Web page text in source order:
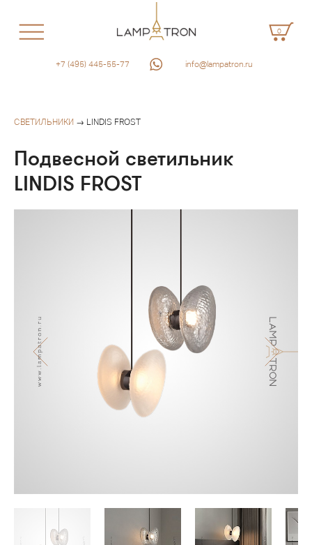
0
+7 (495) 445-55-77 info@lampatron.ru
СВЕТИЛЬНИКИ → LINDIS FROST
Подвесной светильник
LINDIS FROST